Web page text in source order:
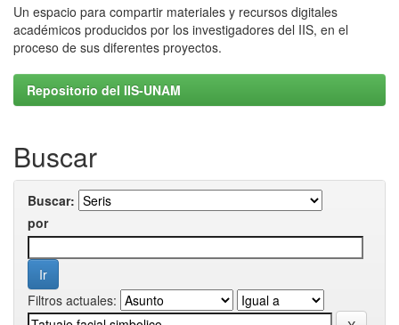
Un espacio para compartir materiales y recursos digitales
académicos producidos por los investigadores del IIS, en el
proceso de sus diferentes proyectos.
Repositorio del IIS-UNAM
Buscar
Buscar:
por
Filtros actuales: